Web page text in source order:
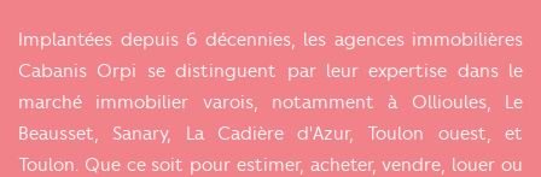
Implantées depuis 6 décennies, les agences immobilières
Cabanis Orpi se distinguent par leur expertise dans le
marché immobilier varois, notamment à Ollioules, Le
Beausset, Sanary, La Cadière d'Azur, Toulon ouest, et
Toulon. Que ce soit pour estimer, acheter, vendre, louer ou